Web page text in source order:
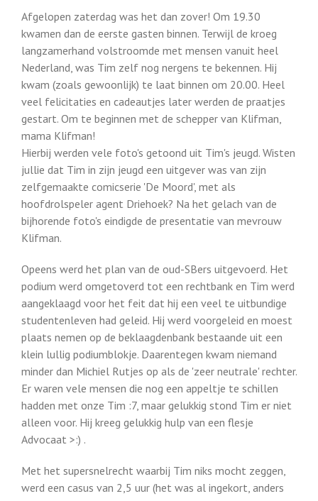
Afgelopen zaterdag was het dan zover! Om 19.30
kwamen dan de eerste gasten binnen. Terwijl de kroeg
langzamerhand volstroomde met mensen vanuit heel
Nederland, was Tim zelf nog nergens te bekennen. Hij
kwam (zoals gewoonlijk) te laat binnen om 20.00. Heel
veel felicitaties en cadeautjes later werden de praatjes
gestart. Om te beginnen met de schepper van Klifman,
mama Klifman!
Hierbij werden vele foto's getoond uit Tim's jeugd. Wisten
jullie dat Tim in zijn jeugd een uitgever was van zijn
zelfgemaakte comicserie 'De Moord', met als
hoofdrolspeler agent Driehoek? Na het gelach van de
bijhorende foto's eindigde de presentatie van mevrouw
Klifman.
Opeens werd het plan van de oud-SBers uitgevoerd. Het
podium werd omgetoverd tot een rechtbank en Tim werd
aangeklaagd voor het feit dat hij een veel te uitbundige
studentenleven had geleid. Hij werd voorgeleid en moest
plaats nemen op de beklaagdenbank bestaande uit een
klein lullig podiumblokje. Daarentegen kwam niemand
minder dan Michiel Rutjes op als de 'zeer neutrale' rechter.
Er waren vele mensen die nog een appeltje te schillen
hadden met onze Tim :7, maar gelukkig stond Tim er niet
alleen voor. Hij kreeg gelukkig hulp van een flesje
Advocaat >:) .
Met het supersnelrecht waarbij Tim niks mocht zeggen,
werd een casus van 2,5 uur (het was al ingekort, anders